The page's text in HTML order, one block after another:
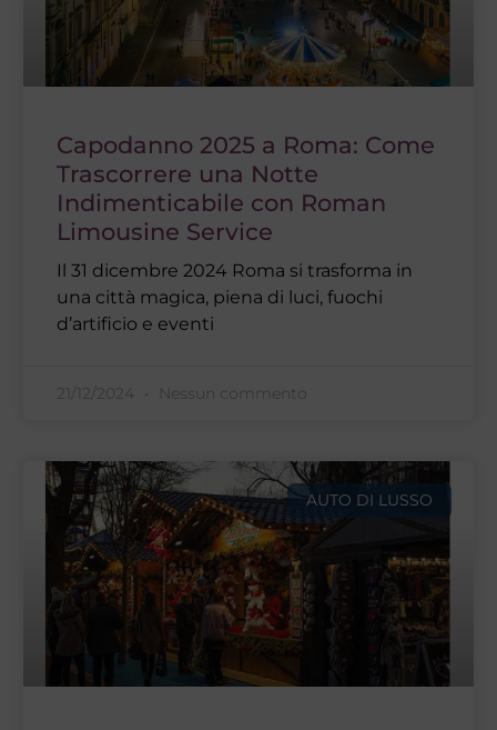
Capodanno 2025 a Roma: Come
Trascorrere una Notte
Indimenticabile con Roman
Limousine Service
Il 31 dicembre 2024 Roma si trasforma in
una città magica, piena di luci, fuochi
d’artificio e eventi
21/12/2024 Nessun commento
AUTO DI LUSSO